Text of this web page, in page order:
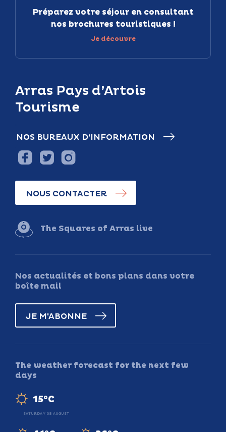
Arras Pays d’Artois
Tourisme
NOS BUREAUX D’INFORMATION
NOUS CONTACTER
The Squares of Arras live
Nos actualités et bons plans dans votre
boîte mail
JE M'ABONNE
The weather forecast for the next few
days
15°C
SATURDAY 08 AUGUST
Préparez votre séjour en consultant
nos brochures touristiques !
Je découvre